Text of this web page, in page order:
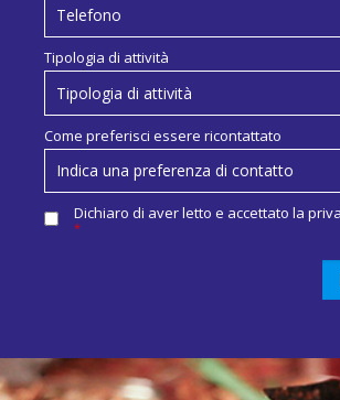
Tipologia di attività
Come preferisci essere ricontattato
Dichiaro di aver letto e accettato la
*